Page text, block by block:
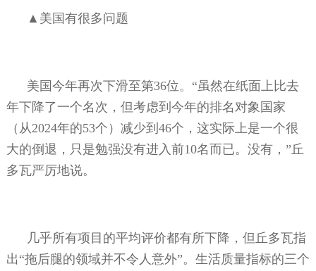
▲美国有很多问题
美国今年再次下滑至第36位。“虽然在纸面上比去
年下降了一个名次，但考虑到今年的排名对象国家
（从2024年的53个）减少到 46个，这实际上是一个很
大的倒退，只是勉强没有进入前10名而已。没有，”丘
多瓦严厉地说。
几乎所有项目的平均评价都有所下降，但丘多瓦指
出“拖后腿的领域并不令人意外”。生活质量指标的三个